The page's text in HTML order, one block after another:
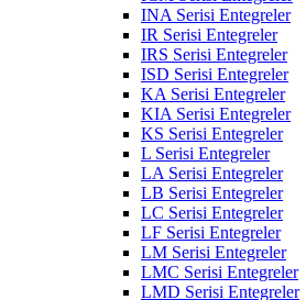
INA Serisi Entegreler
IR Serisi Entegreler
IRS Serisi Entegreler
ISD Serisi Entegreler
KA Serisi Entegreler
KIA Serisi Entegreler
KS Serisi Entegreler
L Serisi Entegreler
LA Serisi Entegreler
LB Serisi Entegreler
LC Serisi Entegreler
LF Serisi Entegreler
LM Serisi Entegreler
LMC Serisi Entegreler
LMD Serisi Entegreler